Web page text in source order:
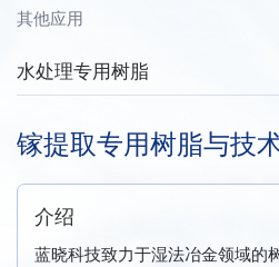
其他应用
水处理专用树脂
镓提取专用树脂与技
介绍
蓝晓科技致力于湿法冶金领域的